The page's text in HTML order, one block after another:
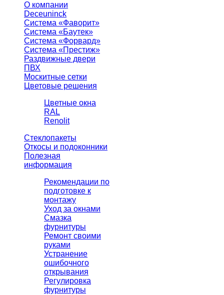
О компании
Deceuninck
Система «Фаворит»
Система «Баутек»
Система «Форвард»
Система «Престиж»
Раздвижные двери
ПВХ
Москитные сетки
Цветовые решения
Цветные окна
RAL
Renolit
Стеклопакеты
Откосы и подоконники
Полезная
информация
Рекомендации по
подготовке к
монтажу
Уход за окнами
Смазка
фурнитуры
Ремонт своими
руками
Устранение
ошибочного
открывания
Регулировка
фурнитуры